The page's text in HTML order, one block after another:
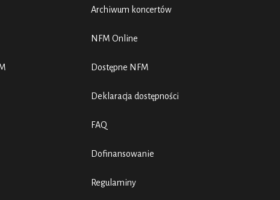
Archiwum koncertów
NFM Online
Dostępne NFM
Deklaracja dostępności
FAQ
Dofinansowanie
Regulaminy